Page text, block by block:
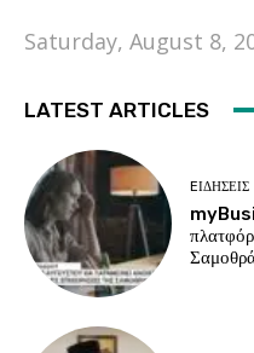
Saturday, August 8,
LATEST ARTICLES
EΙΔΗΣΕΙΣ